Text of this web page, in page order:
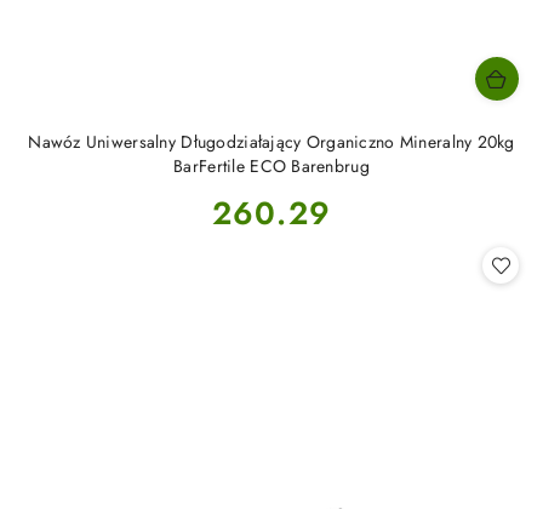
Nawóz Uniwersalny Długodziałający Organiczno Mineralny 20kg
BarFertile ECO Barenbrug
Cena:
260.29